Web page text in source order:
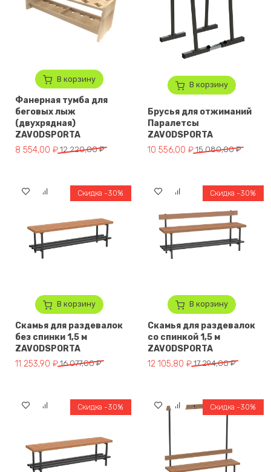
В корзину
Фанерная тумба для
беговых лыж
(двухрядная)
ZAVODSPORTA
12 220,00₽
Первоначальная цена составляла 12 220,00 ₽.
8 554,00 ₽
Текущая цена: 8 554,00 ₽.
В корзину
Брусья для отжиманий
Паралетсы
ZAVODSPORTA
15 080,00₽
Первоначальная цена
10 556,00 ₽
Текущая цена: 10 556,00 ₽.
В корзину
Скидка -30%
Скамья для раздевалок
без спинки 1,5 м
ZAVODSPORTA
16 077,00₽
Первоначальная цена составляла 16 077,00 ₽.
11 253,90 ₽
Текущая цена: 11 253,90 ₽.
В корзину
Скидка -30%
Скамья для раздевалок
со спинкой 1,5 м
ZAVODSPORTA
17 294,00₽
Первоначальная цена
12 105,80 ₽
Текущая цена: 12 105,80 ₽.
Скидка -30% Скидка -30%